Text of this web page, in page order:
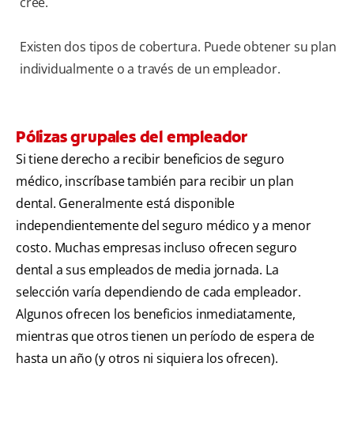
Existen dos tipos de cobertura. Puede obtener su plan
individualmente o a través de un empleador.
Pólizas grupales del empleador
Si tiene derecho a recibir beneficios de seguro
médico, inscríbase también para recibir un plan
dental. Generalmente está disponible
independientemente del seguro médico y a menor
costo. Muchas empresas incluso ofrecen seguro
dental a sus empleados de media jornada. La
selección varía dependiendo de cada empleador.
Algunos ofrecen los beneficios inmediatamente,
mientras que otros tienen un período de espera de
hasta un año (y otros ni siquiera los ofrecen).